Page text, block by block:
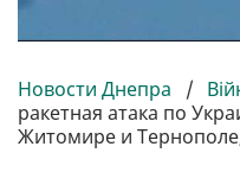
Новости Днепра /
ракетная атака по
Житомире и